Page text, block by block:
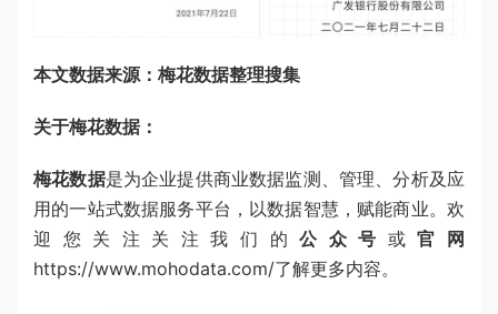
本文数据来源：梅花数据整理搜集
关于梅花数据：
梅花数据是为企业提供商业数据监测、管理、分析及应
用的一站式数据服务平台，以数据智慧，赋能商业。欢
迎您关注关注我们的公众号 或官网
https://www.mohodata.com/了解更多内容。